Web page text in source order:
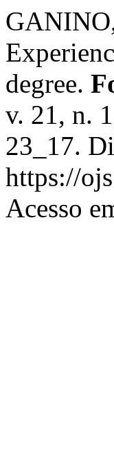
degree.
v. 21, n.
23_17.
https://
Acesso